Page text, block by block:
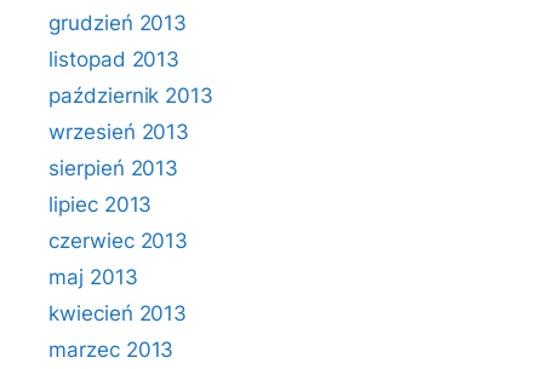
grudzień 2013
listopad 2013
październik 2013
wrzesień 2013
sierpień 2013
lipiec 2013
czerwiec 2013
maj 2013
kwiecień 2013
marzec 2013